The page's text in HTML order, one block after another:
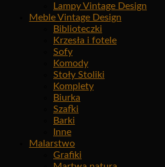
Lampy Vintage Design
Meble Vintage Design
Biblioteczki
Krzesła i fotele
Sofy
Komody
Stoły Stoliki
Komplety
Biurka
Szafki
Barki
Inne
Malarstwo
Grafiki